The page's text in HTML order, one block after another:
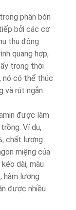
phân bón
bởi các cơ
thụ động
quang hợp,
trong thời
nó có thể thúc
và rút ngắn
được làm
Ví dụ,
chất lượng
miệng của
dài, màu
hàm lượng
được nhiều